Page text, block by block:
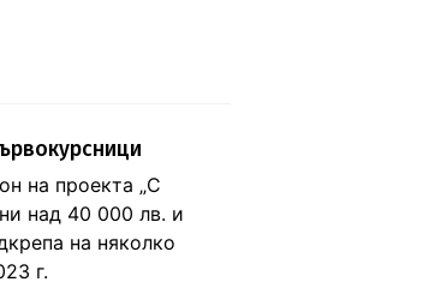
на проекта „С
над 40 000 лв. и
на няколко
г.